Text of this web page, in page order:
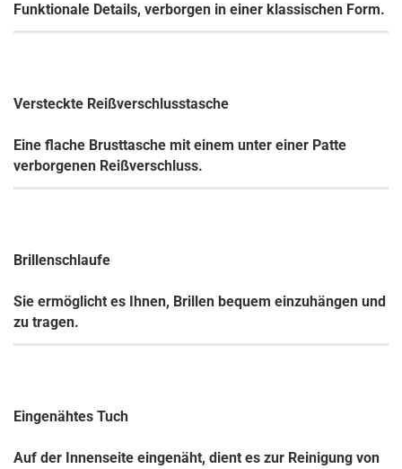
Funktionale Details, verborgen in einer klassischen Form.
Versteckte Reißverschlusstasche
Eine flache Brusttasche mit einem unter einer Patte
verborgenen Reißverschluss.
Brillenschlaufe
Sie ermöglicht es Ihnen, Brillen bequem einzuhängen und
zu tragen.
Eingenähtes Tuch
Auf der Innenseite eingenäht, dient es zur Reinigung von